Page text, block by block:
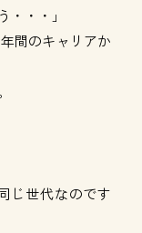
・・・」
間のキャリアか
じ世代なのです